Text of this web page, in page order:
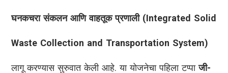
घनकचरा संकलन आणि वाहतूक प्रणाली (Integrated Solid
Waste Collection and Transportation System)
लागू करण्यास सुरुवात केली आहे. या योजनेचा पहिला टप्पाजी-